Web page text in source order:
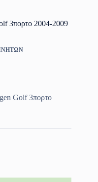
3πορτο 2004-2009
Golf 3πορτο